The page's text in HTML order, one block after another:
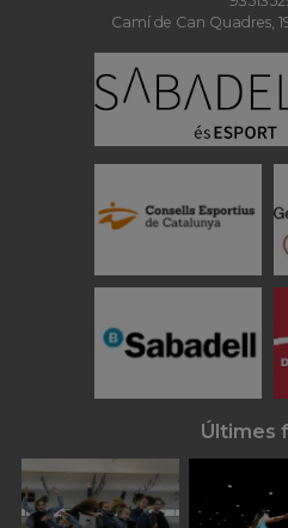
Camí de Can Quadres,
Últimes